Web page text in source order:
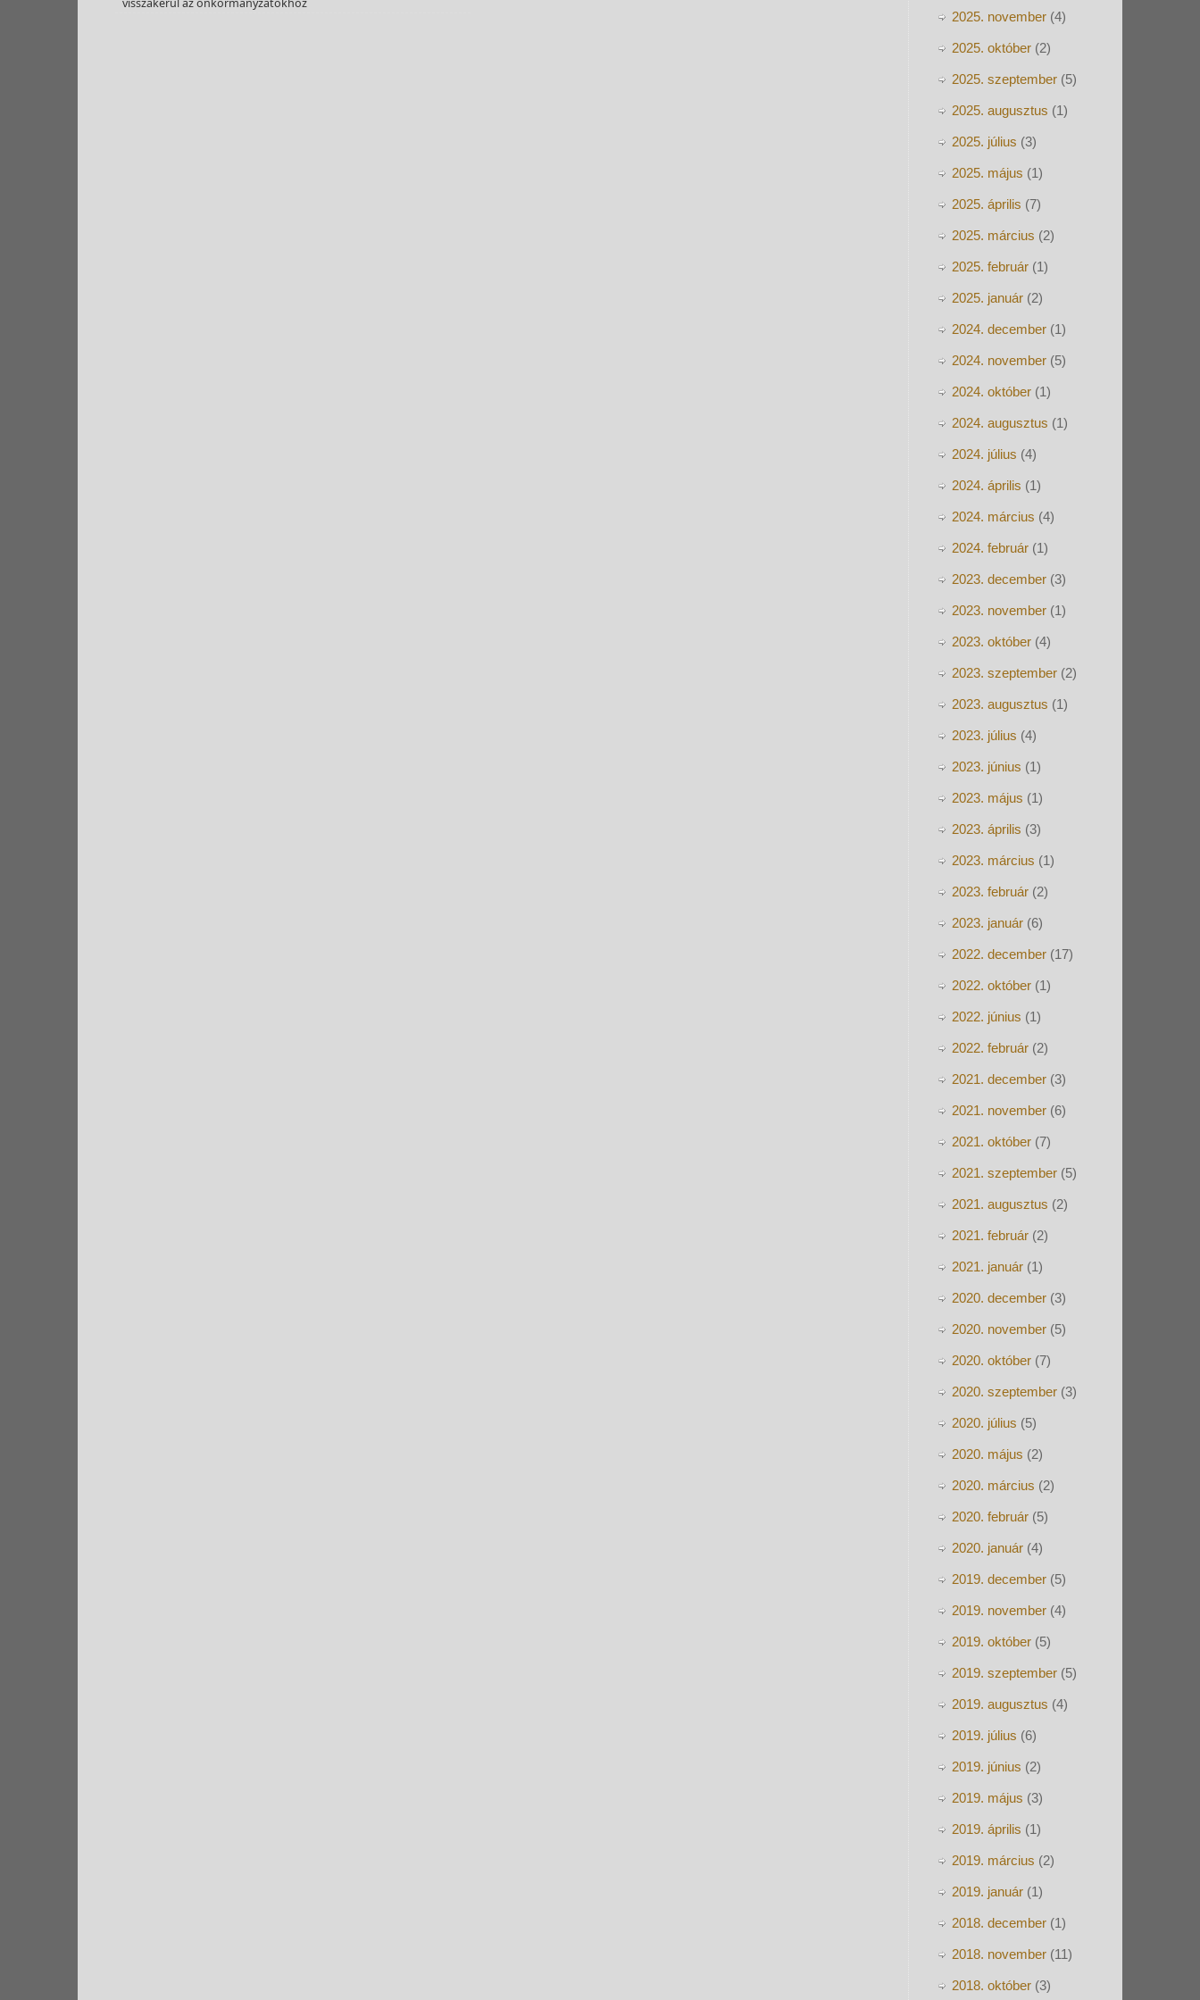
2025. november (4)
2025. október (2)
2025. szeptember (5)
2025. augusztus (1)
2025. július (3)
2025. május (1)
2025. április (7)
2025. március (2)
2025. február (1)
2025. január (2)
2024. december (1)
2024. november (5)
2024. október (1)
2024. augusztus (1)
2024. július (4)
2024. április (1)
2024. március (4)
2024. február (1)
2023. december (3)
2023. november (1)
2023. október (4)
2023. szeptember (2)
2023. augusztus (1)
2023. július (4)
2023. június (1)
2023. május (1)
2023. április (3)
2023. március (1)
2023. február (2)
2023. január (6)
2022. december (17)
2022. október (1)
2022. június (1)
2022. február (2)
2021. december (3)
2021. november (6)
2021. október (7)
2021. szeptember (5)
2021. augusztus (2)
2021. február (2)
2021. január (1)
2020. december (3)
2020. november (5)
2020. október (7)
2020. szeptember (3)
2020. július (5)
2020. május (2)
2020. március (2)
2020. február (5)
2020. január (4)
2019. december (5)
2019. november (4)
2019. október (5)
2019. szeptember (5)
2019. augusztus (4)
2019. július (6)
2019. június (2)
2019. május (3)
2019. április (1)
2019. március (2)
2019. január (1)
2018. december (1)
2018. november (11)
2018. október (3)